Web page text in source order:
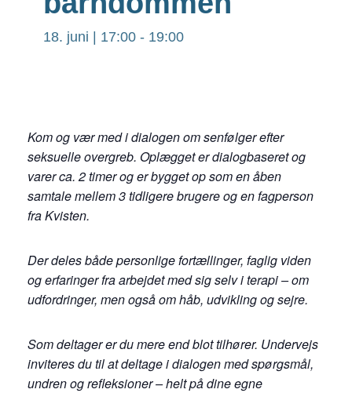
18. juni | 17:00 - 19:00
Kom og vær med i dialogen om senfølger efter
seksuelle overgreb. Oplægget er dialogbaseret og
varer ca. 2 timer og er bygget op som en åben
samtale mellem 3 tidligere brugere og en fagperson
fra Kvisten.
Der deles både personlige fortællinger, faglig viden
og erfaringer fra arbejdet med sig selv i terapi – om
udfordringer, men også om håb, udvikling og sejre.
Som deltager er du mere end blot tilhører. Undervejs
inviteres du til at deltage i dialogen med spørgsmål,
undren og refleksioner – helt på dine egne